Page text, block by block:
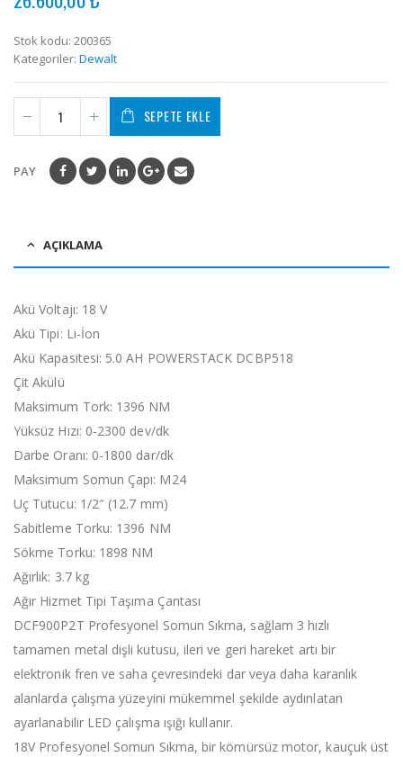
of
Stok kodu: 200365
Kategoriler: Dewalt
SEPETE EKLE
PAY
AÇIKLAMA
Akü Voltajı: 18 V
Akü Tipi: Li-İon
Akü Kapasitesi: 5.0 AH POWERSTACK DCBP518
Çit Akülü
Maksimum Tork: 1396 NM
Yüksüz Hızı: 0-2300 dev/dk
Darbe Oranı: 0-1800 dar/dk
Maksimum Somun Çapı: M24
Uç Tutucu: 1/2″ (12.7 mm)
Sabitleme Torku: 1396 NM
Sökme Torku: 1898 NM
Ağırlık: 3.7 kg
Ağır Hizmet Tipi Taşıma Çantası
DCF900P2T Profesyonel Somun Sıkma, sağlam 3 hızlı
tamamen metal dişli kutusu, ileri ve geri hareket artı bir
elektronik fren ve saha çevresindeki dar veya daha karanlık
alanlarda çalışma yüzeyini mükemmel şekilde aydınlatan
ayarlanabilir LED çalışma ışığı kullanır.
18V Profesyonel Somun Sıkma, bir kömürsüz motor, kauçuk üst